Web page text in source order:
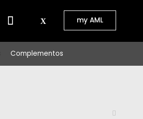
my AML
Complementos